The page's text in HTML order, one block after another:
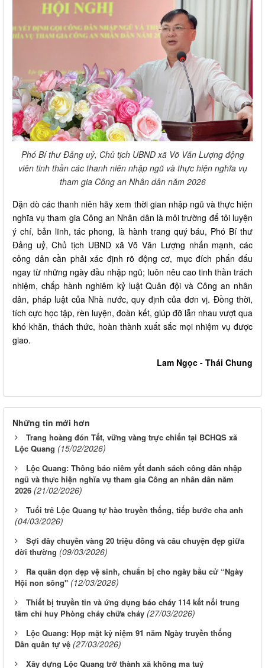
Phó Bí thư Đảng uỷ, Chủ tịch UBND xã Võ Văn Lượng động
viên tinh thần các thanh niên nhập ngũ và thực hiện nghĩa vụ
tham gia Công an Nhân dân năm 2026
Dặn dò các thanh niên hãy xem thời gian nhập ngũ và thực hiện
nghĩa vụ tham gia Công an Nhân dân là môi trường để tôi luyện
ý chí, bản lĩnh, tác phong, là hành trang quý báu, Phó Bí thư
Đảng uỷ, Chủ tịch UBND xã Võ Văn Lượng nhấn mạnh, các
công dân cần phải xác định rõ động cơ, mục đích phấn đấu
ngay từ những ngày đầu nhập ngũ; luôn nêu cao tinh thần trách
nhiệm, chấp hành nghiêm kỷ luật Quân đội và Công an nhân
dân, pháp luật của Nhà nước, quy định của đơn vị. Đồng thời,
tích cực học tập, rèn luyện, đoàn kết, giúp đỡ lẫn nhau vượt qua
khó khăn, thách thức, hoàn thành xuất sắc mọi nhiệm vụ được
giao.
Lam Ngọc - Thái Chung
Những tin mới hơn
Trang hoàng đón Tết, vững vàng trực chiến tại BCHQS xã
Lộc Quang (15/02/2026)
Lộc Quang: Thông báo niêm yết danh sách công dân nhập
ngũ và thực hiện nghĩa vụ tham gia Công an nhân dân năm
2026 (21/02/2026)
Tuổi trẻ Lộc Quang tự hào truyền thống, tiếp bước cha anh
(04/03/2026)
Sợi dây chuyền vàng 20 triệu đồng và câu chuyện đẹp giữa
đời thường (09/03/2026)
Ra quân dọn dẹp vệ sinh, chuẩn bị cho ngày bầu cử “Ngày
Hội non sông" (12/03/2026)
Thiết bị truyền tin và ứng dụng báo cháy 114 kết nối trung
tâm chỉ huy Phòng cháy chữa cháy (27/03/2026)
Lộc Quang: Họp mặt kỷ niệm 91 năm Ngày truyền thống
Dân quân tự vệ (27/03/2026)
Xây dựng Lộc Quang trở thành xã không ma tuý